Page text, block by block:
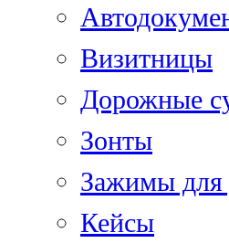
Визитницы
Дорожные
Зонты
Зажимы для
Кейсы